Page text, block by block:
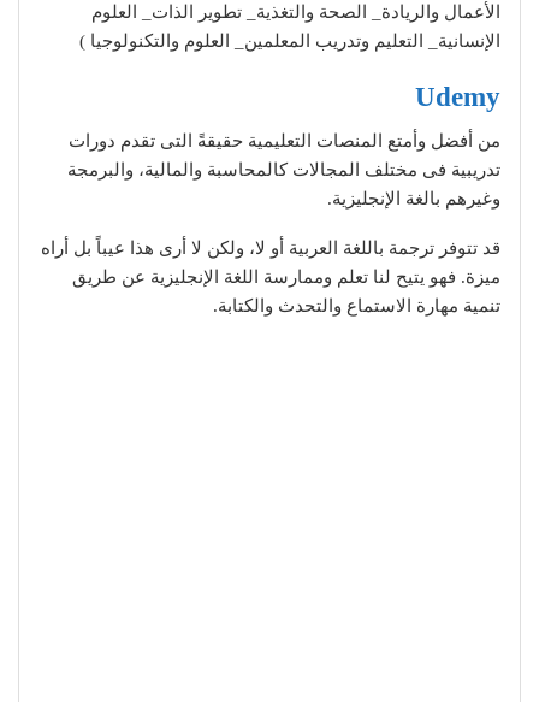
الأعمال والريادة_ الصحة والتغذية_ تطوير الذات_ العلوم
الإنسانية_ التعليم وتدريب المعلمين_ العلوم والتكنولوجيا )
Udemy
من أفضل وأمتع المنصات التعليمية حقيقةً التى تقدم دورات
تدريبية فى مختلف المجالات كالمحاسبة والمالية، والبرمجة
وغيرهم بالغة الإنجليزية.
قد تتوفر ترجمة باللغة العربية أو لا، ولكن لا أرى هذا عيباً بل أراه
ميزة. فهو يتيح لنا تعلم وممارسة اللغة الإنجليزية عن طريق
تنمية مهارة الاستماع والتحدث والكتابة.